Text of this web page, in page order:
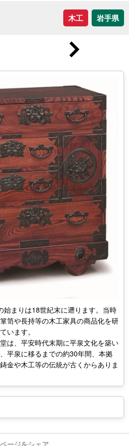
木工 岩手県
＞
始まりは18世紀末に遡ります。当時
笥や長持等の木工家具の商品化を研
います。
は、平安時代末期に平泉文化を築い
平泉に移るまでの約30年間、本拠
金や木工等の伝統が古くからありま
ージをシェア